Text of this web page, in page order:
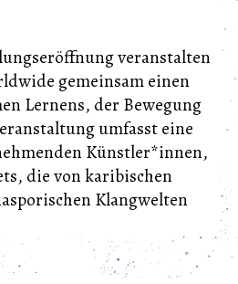
veranstalten
gemeinsam einen
Lernens, der Bewegung
umfasst eine
Künstler*innen,
die von karibischen
Klangwelten